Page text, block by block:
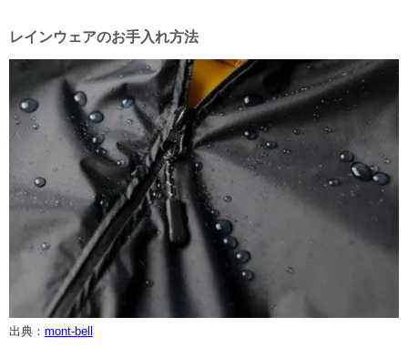
レインウェアのお手入れ方法
出典： mont-bell